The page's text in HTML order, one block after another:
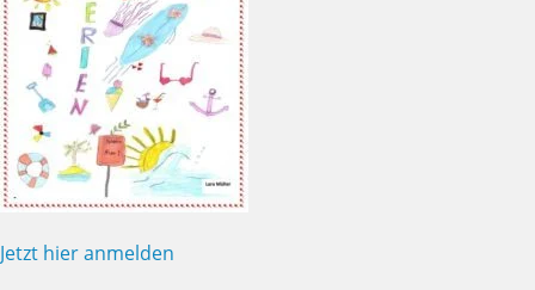
Jetzt hier anmelden